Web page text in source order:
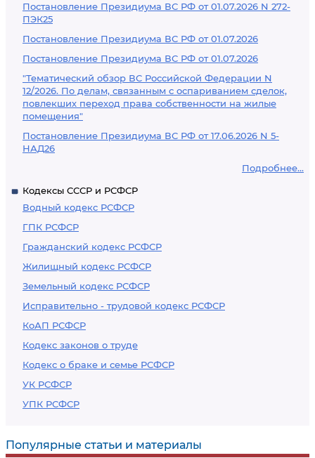
Постановление Президиума ВС РФ от 01.07.2026 N 272-
ПЭК25
Постановление Президиума ВС РФ от 01.07.2026
Постановление Президиума ВС РФ от 01.07.2026
"Тематический обзор ВС Российской Федерации N
12/2026. По делам, связанным с оспариванием сделок,
повлекших переход права собственности на жилые
помещения"
Постановление Президиума ВС РФ от 17.06.2026 N 5-
НАД26
Подробнее...
Кодексы СССР и РСФСР
Водный кодекс РСФСР
ГПК РСФСР
Гражданский кодекс РСФСР
Жилищный кодекс РСФСР
Земельный кодекс РСФСР
Исправительно - трудовой кодекс РСФСР
КоАП РСФСР
Кодекс законов о труде
Кодекс о браке и семье РСФСР
УК РСФСР
УПК РСФСР
Популярные статьи и материалы